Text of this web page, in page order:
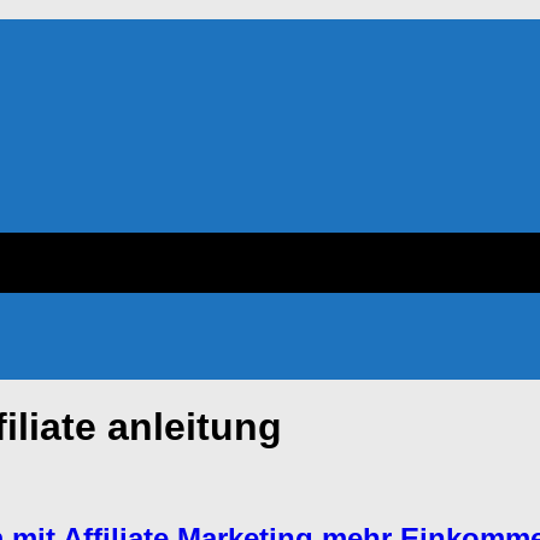
anleitung